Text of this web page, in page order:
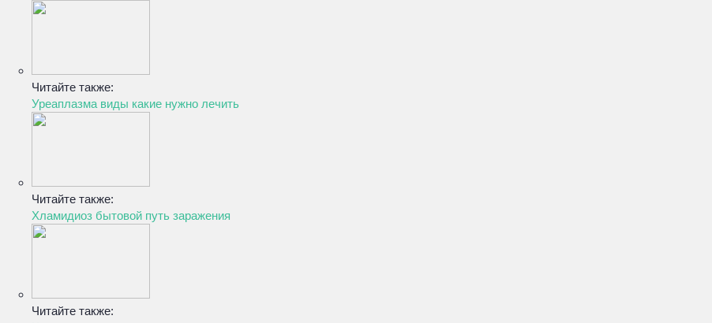
Читайте также:
Уреаплазма виды какие нужно лечить
Читайте также:
Хламидиоз бытовой путь заражения
Читайте также: